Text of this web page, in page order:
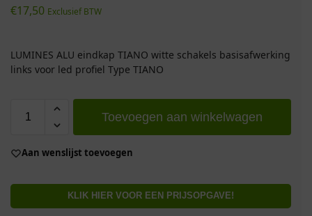
€17,50 Exclusief BTW
LUMINES ALU eindkap TIANO witte schakels basisafwerking
links voor led profiel Type TIANO
Toevoegen aan winkelwagen
Aan wenslijst toevoegen
KLIK HIER VOOR EEN PRIJSOPGAVE!